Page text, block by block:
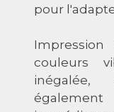
pour
couleurs